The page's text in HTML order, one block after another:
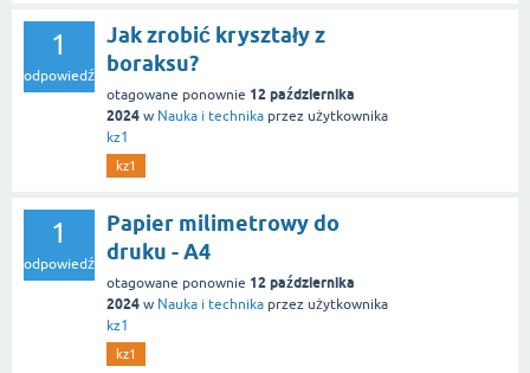
1
odpowiedź
Jak zrobić kryształy z
boraksu?
otagowane ponownie 12 października
2024 w Nauka i technika przez użytkownika
kz1
kz1
1
odpowiedź
Papier milimetrowy do
druku - A4
otagowane ponownie 12 października
2024 w Nauka i technika przez użytkownika
kz1
kz1